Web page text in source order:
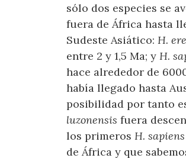
sólo dos especies se
fuera de África hasta
Sudeste Asiático:H.
entre 2 y 1,5 Ma; yH.
hace alrededor de
había llegado hasta
posibilidad por tanto
luzonensisfuera
los primerosH. sapiens
de África y que